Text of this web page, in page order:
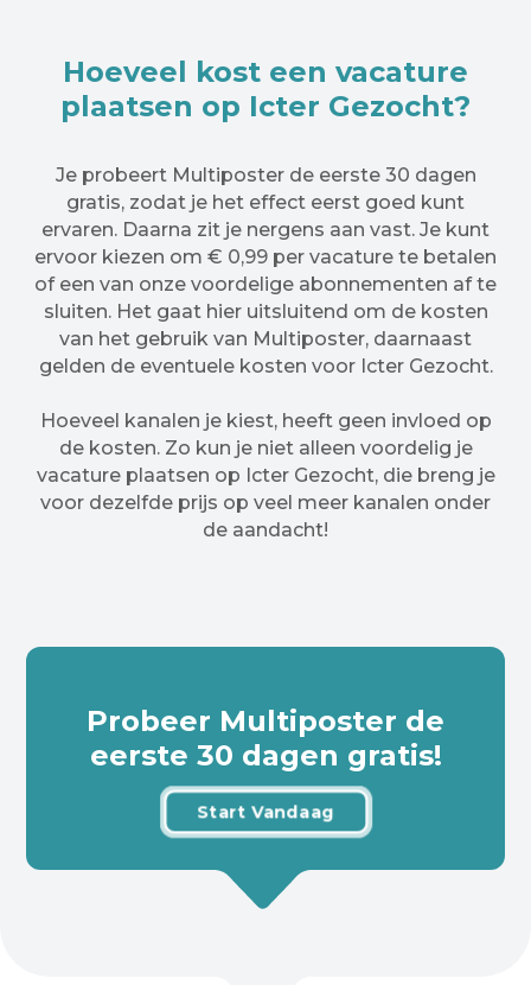
Hoeveel kost een vacature
plaatsen op Icter Gezocht?
Je probeert Multiposter de eerste 30 dagen
gratis, zodat je het effect eerst goed kunt
ervaren. Daarna zit je nergens aan vast. Je kunt
ervoor kiezen om € 0,99 per vacature te betalen
of een van onze voordelige abonnementen af te
sluiten. Het gaat hier uitsluitend om de kosten
van het gebruik van Multiposter, daarnaast
gelden de eventuele kosten voor Icter Gezocht.
Hoeveel kanalen je kiest, heeft geen invloed op
de kosten. Zo kun je niet alleen voordelig je
vacature plaatsen op Icter Gezocht, die breng je
voor dezelfde prijs op veel meer kanalen onder
de aandacht!
Probeer Multiposter de
eerste 30 dagen gratis!
Start Vandaag